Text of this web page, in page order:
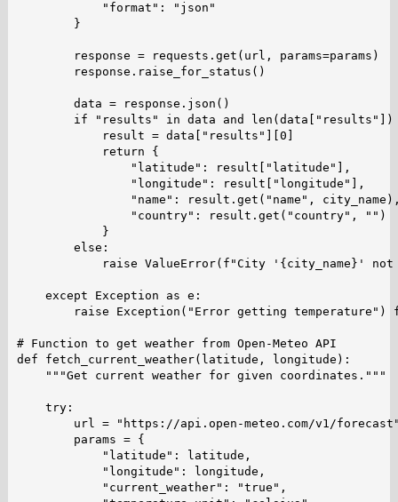
            "format": "json"
        }
        response = requests.get(url, params=params)
        response.raise_for_status()
        data = response.json()
if "results" in data and len(data["results"])
            result = data["results"][0]
            return {
                "latitude": result["latitude"],
                "longitude": result["longitude"],
"name": result.get("name",
                "country": result.get("country", "")
            }
        else:
raise ValueError(f"City '{city_name}' not
    except Exception as e:
raise Exception("Error getting temperature")
# Function to get weather from Open-Meteo API
def fetch_current_weather(latitude, longitude):
    """Get current weather for given coordinates."""
    try:
url = "https://api.open-meteo.com/v1/
        params = {
            "latitude": latitude,
            "longitude": longitude,
            "current_weather": "true",